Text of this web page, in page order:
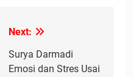
Next:
Surya Darmadi
Emosi dan Stres Usai